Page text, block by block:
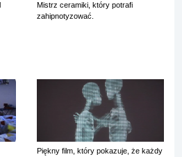
Mistrz ceramiki, który potrafi
zahipnotyzować.
Piękny film, który pokazuje, że każdy